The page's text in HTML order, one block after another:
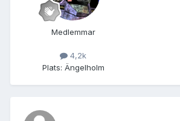
Medlemmar
4,2k
Plats: Ängelholm